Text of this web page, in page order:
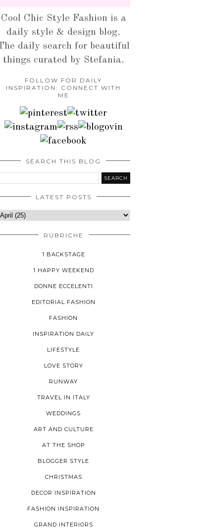
Cool Chic Style Fashion is a
daily style & design blog.
daily search for beautiful
things curated by Stefania.
FOLLOW FOR DAILY
INSPIRATION: CONNECT WITH
ME
SEARCH THIS BLOG
LATEST POSTS
RUBRICHE
1 BACKSTAGE
1 HAPPY WEEKEND
DONNE ECCELENTI
EDITORIAL FASHION
FASHION
INSPIRATION DAILY
LIFESTYLE
LOVE STORY
RUNWAY
TRAVEL IN ITALY
WEDDINGS
ART AND CULTURE
AT THE SHOP
BLOGGER STYLE
CHRISTMAS
DECOR INSPIRATION
FASHION INSPIRATION
GRAND INTERIORS